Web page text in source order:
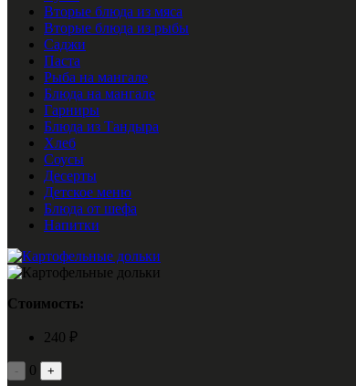
Вторые блюда из мяса
Вторые блюда из рыбы
Саджи
Паста
Рыба на мангале
Блюда на мангале
Гарниры
Блюда из Тандыра
Хлеб
Соусы
Десерты
Детское меню
Блюда от шефа
Напитки
Стоимость:
240 ₽
- 0 +